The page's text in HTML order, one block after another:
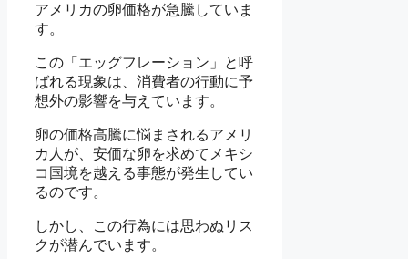
アメリカの卵価格が急騰していま
す。
この「エッグフレーション」と呼
ばれる現象は、消費者の行動に予
想外の影響を与えています。
卵の価格高騰に悩まされるアメリ
カ人が、安価な卵を求めてメキシ
コ国境を越える事態が発生してい
るのです。
しかし、この行為には思わぬリス
クが潜んでいます。